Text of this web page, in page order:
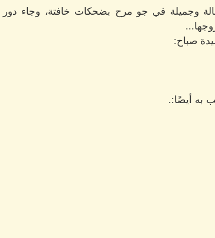
وجميلة في جو مرح بضحكات خافتة، وجاء دور
صباح:
به أيضًا:.